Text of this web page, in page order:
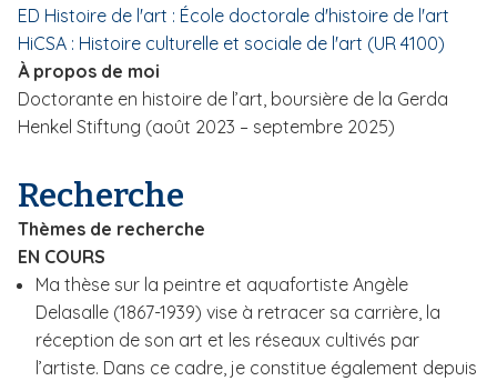
A
N
G
U
E
ED Histoire de l'art : École doctorale d'histoire de l'art
HiCSA : Histoire culturelle et sociale de l'art (UR 4100)
À propos de moi
Doctorante en histoire de l’art, boursière de la Gerda
Henkel Stiftung (août 2023 – septembre 2025)
Recherche
Thèmes de recherche
EN COURS
Ma thèse sur la peintre et aquafortiste Angèle
Delasalle (1867-1939) vise à retracer sa carrière, la
réception de son art et les réseaux cultivés par
l’artiste. Dans ce cadre, je constitue également depuis